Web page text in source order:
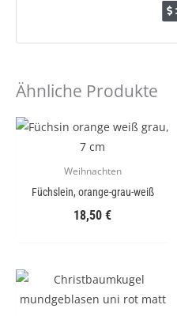
Ähnliche Produkte
Weihnachten
Füchslein, orange-grau-weiß
18,50 €